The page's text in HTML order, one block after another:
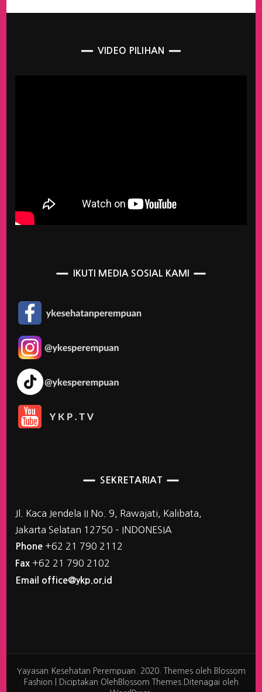
VIDEO PILIHAN
IKUTI MEDIA SOSIAL KAMI
SEKRETARIAT
Jl. Kaca Jendela II No. 9, Rawajati, Kalibata,
Jakarta Selatan 12750 – INDONESIA
Phone +62 21 790 2112
Fax +62 21 790 2102
Email office@ykp.or.id
Yayasan Kesehatan Perempuan. 2020. Themes oleh Blossom
Fashion | Diciptakan Oleh Blossom Themes.Ditenagai oleh